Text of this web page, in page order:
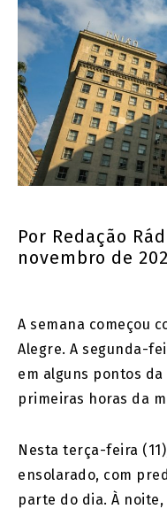
Por Redação
novembro de
A semana começou
Alegre. A segunda-
em alguns pontos
primeiras horas da
Nesta terça-feira
ensolarado, com
parte do dia. À